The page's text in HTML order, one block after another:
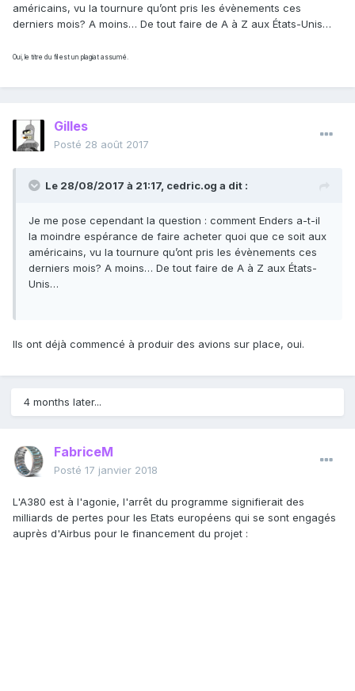
américains, vu la tournure qu’ont pris les évènements ces
derniers mois? A moins… De tout faire de A à Z aux États-Unis…
Oui, le titre du fil est un plagiat assumé.
Gilles
Posté 28 août 2017
Le 28/08/2017 à 21:17, cedric.og a dit :
Je me pose cependant la question : comment Enders a-t-il
la moindre espérance de faire acheter quoi que ce soit aux
américains, vu la tournure qu’ont pris les évènements ces
derniers mois? A moins… De tout faire de A à Z aux États-
Unis…
Ils ont déjà commencé à produir des avions sur place, oui.
4 months later...
FabriceM
Posté 17 janvier 2018
L'A380 est à l'agonie, l'arrêt du programme signifierait des
milliards de pertes pour les Etats européens qui se sont engagés
auprès d'Airbus pour le financement du projet :